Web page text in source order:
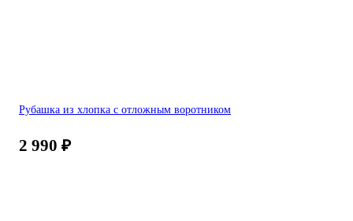
Рубашка из хлопка с отложным воротником
2 990 ₽